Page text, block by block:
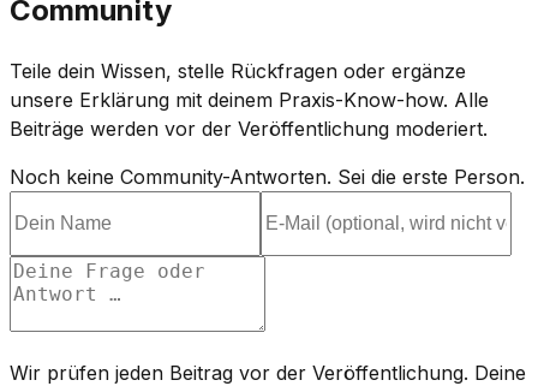
Community
Teile dein Wissen, stelle Rückfragen oder ergänze
unsere Erklärung mit deinem Praxis-Know-how. Alle
Beiträge werden vor der Veröffentlichung moderiert.
Noch keine Community-Antworten. Sei die erste Person.
Wir prüfen jeden Beitrag vor der Veröffentlichung. Deine